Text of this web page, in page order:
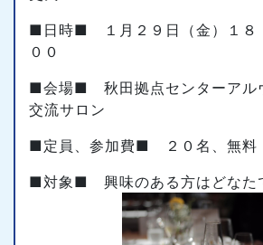
■日時■ １月２９日（金）１８
００
■会場■ 秋田拠点センターアル
交流サロン
■定員、参加費■ ２０名、無料
■対象■ 興味のある方はどなた